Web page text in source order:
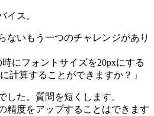
イス。
ないもう一つのチャレンジがあり
時にフォントサイズを20pxにする
計算することができますか？」
した。質問を短くします。
精度をアップすることはできます